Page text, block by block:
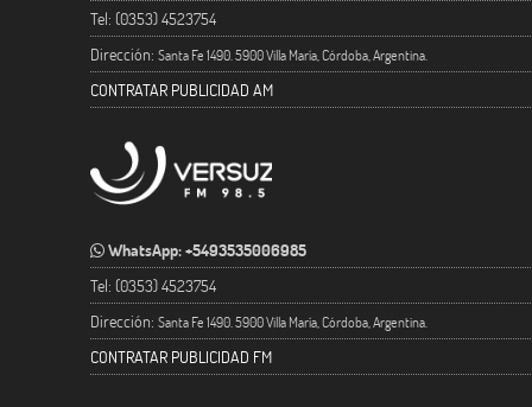
Tel: (0353) 4523754
Dirección: Santa Fe 1490. 5900 Villa María, Córdoba, Argentina.
CONTRATAR PUBLICIDAD AM
WhatsApp: +5493535006985
Tel: (0353) 4523754
Dirección: Santa Fe 1490. 5900 Villa María, Córdoba, Argentina.
CONTRATAR PUBLICIDAD FM